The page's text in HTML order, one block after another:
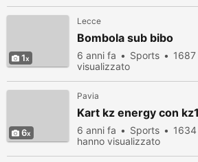
1
Lecce
Bombola sub bibo
6 anni fa Sports
visualizzato
6
Pavia
Kart kz energy con
6 anni fa Sports
hanno visualizzato